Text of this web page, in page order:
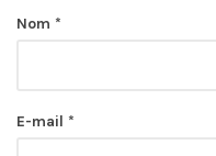
Nom *
E-mail *